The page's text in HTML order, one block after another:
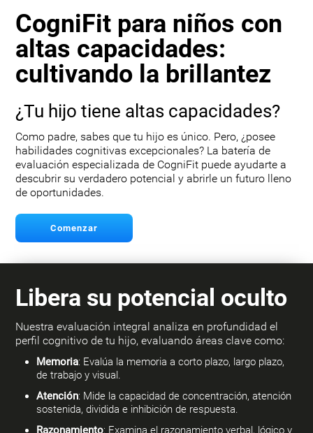
CogniFit para niños con
altas capacidades:
cultivando la brillantez
¿Tu hijo tiene altas capacidades?
Como padre, sabes que tu hijo es único. Pero, ¿posee
habilidades cognitivas excepcionales? La batería de
evaluación especializada de CogniFit puede ayudarte a
descubrir su verdadero potencial y abrirle un futuro lleno
de oportunidades.
Comenzar
Libera su potencial oculto
Nuestra evaluación integral analiza en profundidad el
perfil cognitivo de tu hijo, evaluando áreas clave como:
Memoria: Evalúa la memoria a corto plazo, largo plazo,
de trabajo y visual.
Atención: Mide la capacidad de concentración, atención
sostenida, dividida e inhibición de respuesta.
Razonamiento: Examina el razonamiento verbal, lógico y